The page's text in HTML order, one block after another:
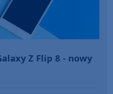
Z Flip 8 - nowy